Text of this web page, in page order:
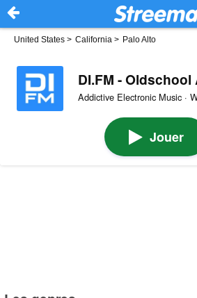
United States > California > Palo Alto
DI.FM - Oldschool
Addictive Electronic Music ·
Jouer